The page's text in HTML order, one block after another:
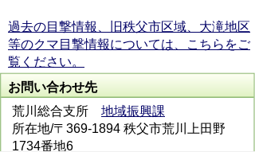
過去の目撃情報、旧秩父市区域、大滝地区
等のクマ目撃情報については、こちらをご
覧ください。
お問い合わせ先
荒川総合支所 地域振興課
所在地/〒369-1894 秩父市荒川上田野
1734番地6